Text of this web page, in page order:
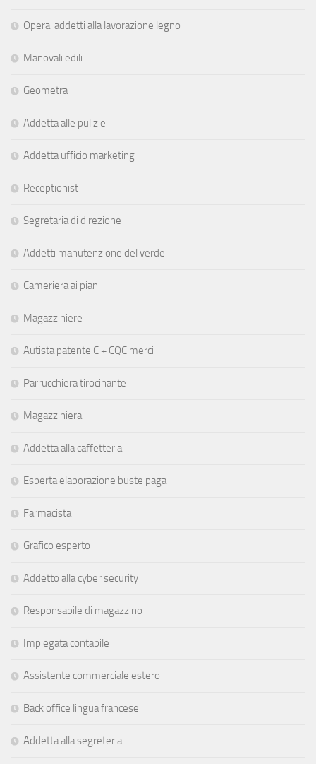
Operai addetti alla lavorazione legno
Manovali edili
Geometra
Addetta alle pulizie
Addetta ufficio marketing
Receptionist
Segretaria di direzione
Addetti manutenzione del verde
Cameriera ai piani
Magazziniere
Autista patente C + CQC merci
Parrucchiera tirocinante
Magazziniera
Addetta alla caffetteria
Esperta elaborazione buste paga
Farmacista
Grafico esperto
Addetto alla cyber security
Responsabile di magazzino
Impiegata contabile
Assistente commerciale estero
Back office lingua francese
Addetta alla segreteria